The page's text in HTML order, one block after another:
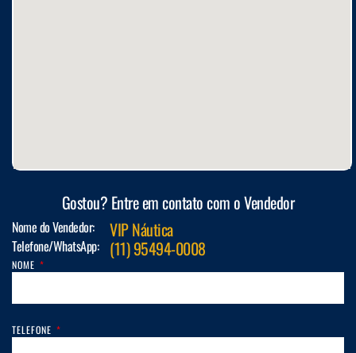
Gostou? Entre em contato com o Vendedor
Nome do Vendedor: VIP Náutica
Telefone/WhatsApp: (11) 95494-0008
NOME
TELEFONE